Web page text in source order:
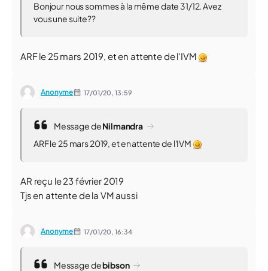
Bonjour nous sommes à la même date 31/12. Avez
vous une suite??
ARF le 25 mars 2019, et en attente de l'IVM
Anonyme 17/01/20,13:59
Message deNilmandra
ARF le 25 mars 2019, et en attente de l'IVM
AR reçu le 23 février 2019
Tjs en attente de la VM aussi
Anonyme 17/01/20,16:34
Message debibson